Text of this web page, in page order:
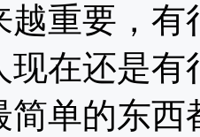
越重要，
现在还是
简单的东